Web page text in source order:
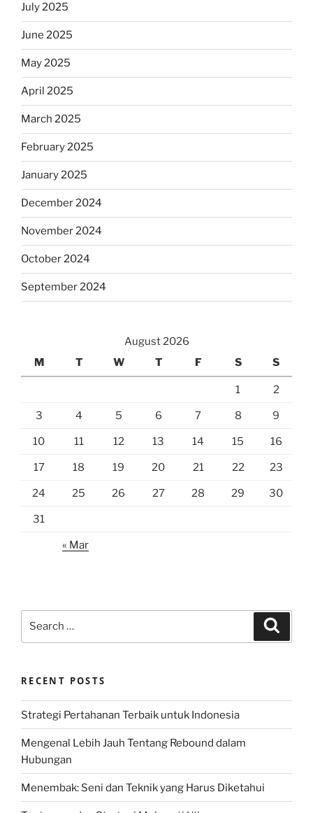
July 2025
June 2025
May 2025
April 2025
March 2025
February 2025
January 2025
December 2024
November 2024
October 2024
September 2024
August 2026
M
T W T F S S
1 2
3 4 5 6 7 8 9
10 11 12 13 14 15 16
17 18 19 20 21 22 23
24 25 26 27 28 29 30
31
« Mar
RECENT POSTS
Strategi Pertahanan Terbaik untuk Indonesia
Mengenal Lebih Jauh Tentang Rebound dalam
Hubungan
Menembak: Seni dan Teknik yang Harus Diketahui